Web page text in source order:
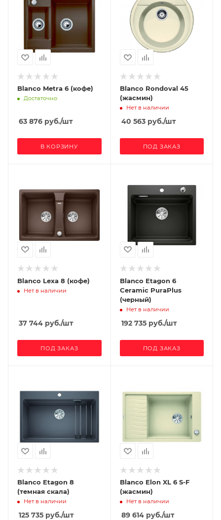
Blanco Metra 6 (кофе)
Достаточно
63 876 руб./шт
В КОРЗИНУ
Blanco Rondoval 45
(жасмин)
Нет в наличии
40 563руб./шт
ПОД ЗАКАЗ
Blanco Lexa 8 (кофе)
Нет в наличии
37 744 руб./шт
ПОД ЗАКАЗ
Blanco Etagon 6
Ceramic PuraPlus
(черный)
Нет в наличии
192 735руб./шт
ПОД ЗАКАЗ
Blanco Etagon 8
(темная скала)
Нет в наличии
125 735 руб./шт
Blanco Elon XL 6 S-F
(жасмин)
Нет в наличии
89 614руб./шт